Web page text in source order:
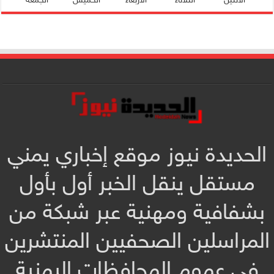
الحديدة نيوز موقع إخباري يمني
مستقل ينقل الخبر أول بأول
بشفافية ومهنية عبر شبكة من
المراسلين الصحفيين المنتشرين